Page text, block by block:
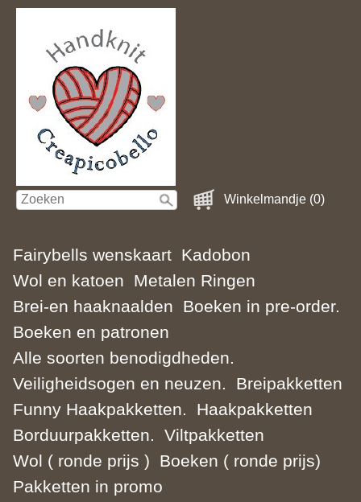
Winkelmandje (0)
Fairybells wenskaart Kadobon
Wol en katoen
Metalen Ringen
Brei-en haaknaalden
Boeken in pre-order.
Boeken en patronen
Alle soorten benodigdheden.
Veiligheidsogen en neuzen.
Breipakketten
Funny Haakpakketten.
Haakpakketten
Borduurpakketten.
Viltpakketten
Wol ( ronde prijs )
Boeken ( ronde prijs)
Pakketten in promo